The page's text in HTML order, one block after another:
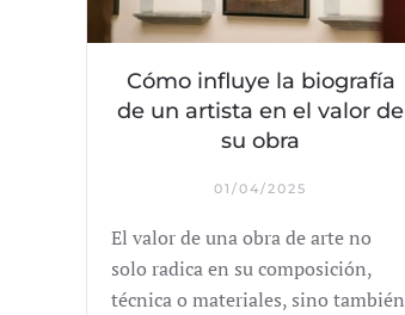
Cómo influye la biografía
de un artista en el valor de
su obra
01/04/2025
El valor de una obra de arte no
solo radica en su composición,
técnica o materiales, sino también